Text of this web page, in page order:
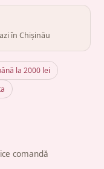
în Chișinău
la 2000 lei
comandă